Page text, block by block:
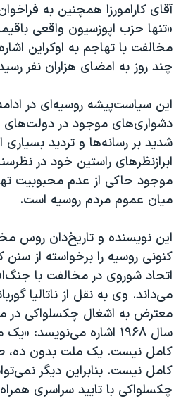
آقای کارامورزا همچنین به
«تنها حزب اپوزسیون واقعی
مخالفت با تهاجم به اوکراین
چند روز به امضای هزاران نفر
این سیاست‌پیشه روسیه‌ای در
دشواری‌های موجود در دولت‌های
شدید بر رسانه‌ها و تردید
ابرازنظرهای راستین خود در
موجود حاکی از عدم محبوبیت
میان عموم مردم روسیه است.
این نویسنده و تاریخ‌دان روس
کنونی روسیه را برخواسته از
اتحاد شوروی در مخالفت با
می‌داند. وی به نقل از ناتالیا
معترض به اشغال چکسلواکی در
سال ۱۹۶۸ اشاره
کامل نیست. یک ملت بدون ده،
کامل نیست. بنابراین دیگر
چکسلواکی با تایید سراسری